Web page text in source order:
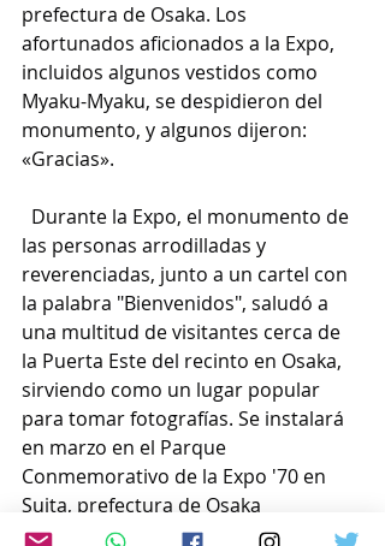
prefectura de Osaka. Los
afortunados aficionados a la Expo,
incluidos algunos vestidos como
Myaku-Myaku, se despidieron del
monumento, y algunos dijeron:
«Gracias».
Durante la Expo, el monumento de
las personas arrodilladas y
reverenciadas, junto a un cartel con
la palabra "Bienvenidos", saludó a
una multitud de visitantes cerca de
la Puerta Este del recinto en Osaka,
sirviendo como un lugar popular
para tomar fotografías. Se instalará
en marzo en el Parque
Conmemorativo de la Expo '70 en
Suita, prefectura de Osaka